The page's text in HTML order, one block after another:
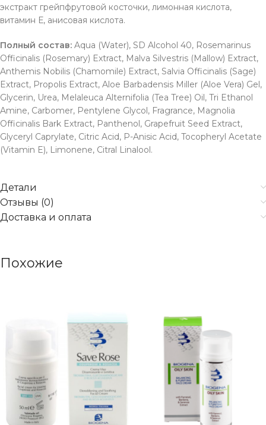
экстракт грейпфрутовой косточки, лимонная кислота,
витамин Е, анисовая кислота.
Полный состав: Aqua (Water), SD Alcohol 40, Rosemarinus
Officinalis (Rosemary) Extract, Malva Silvestris (Mallow) Extract,
Anthemis Nobilis (Chamomile) Extract, Salvia Officinalis (Sage)
Extract, Propolis Extract, Aloe Barbadensis Miller (Aloe Vera) Gel,
Glycerin, Urea, Melaleuca Alternifolia (Tea Tree) Oil, Tri Ethanol
Amine, Carbomer, Pentylene Glycol, Fragrance, Magnolia
Officinalis Bark Extract, Panthenol, Grapefruit Seed Extract,
Glyceryl Caprylate, Citric Acid, P-Anisic Acid, Tocopheryl Acetate
(Vitamin E), Limonene, Citral Linalool.
Детали
Отзывы (0)
Доставка и оплата
Похожие